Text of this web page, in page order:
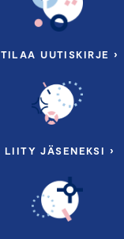
TILAA UUTISKIRJE ›
LIITY JÄSENEKSI ›